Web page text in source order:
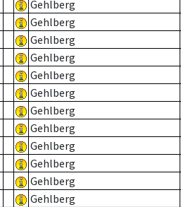
Gehlberg
Gehlberg
Gehlberg
Gehlberg
Gehlberg
Gehlberg
Gehlberg
Gehlberg
Gehlberg
Gehlberg
Gehlberg
Gehlberg